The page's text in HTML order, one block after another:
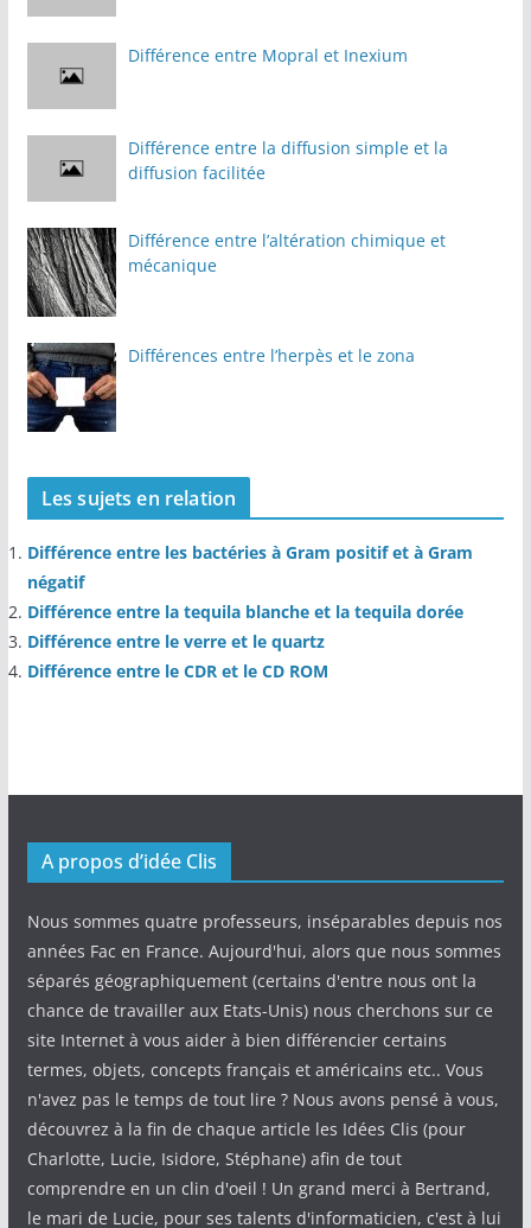
Différence entre Mopral et Inexium
Différence entre la diffusion simple et la
diffusion facilitée
Différence entre l’altération chimique et
mécanique
Différences entre l’herpès et le zona
Les sujets en relation
Différence entre les bactéries à Gram positif et à Gram
négatif
Différence entre la tequila blanche et la tequila dorée
Différence entre le verre et le quartz
Différence entre le CDR et le CD ROM
A propos d’idée Clis
Nous sommes quatre professeurs, inséparables depuis nos
années Fac en France. Aujourd'hui, alors que nous sommes
séparés géographiquement (certains d'entre nous ont la
chance de travailler aux Etats-Unis) nous cherchons sur ce
site Internet à vous aider à bien différencier certains
termes, objets, concepts français et américains etc.. Vous
n'avez pas le temps de tout lire ? Nous avons pensé à vous,
découvrez à la fin de chaque article les Idées Clis (pour
Charlotte, Lucie, Isidore, Stéphane) afin de tout
comprendre en un clin d'oeil ! Un grand merci à Bertrand,
le mari de Lucie, pour ses talents d'informaticien, c'est à lui